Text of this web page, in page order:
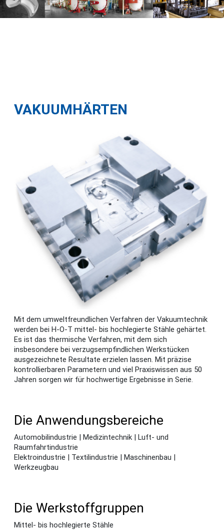
VAKUUMHÄRTEN
Mit dem umweltfreundlichen Verfahren der Vakuumtechnik
werden bei H-O-T mittel- bis hochlegierte Stähle gehärtet.
Es ist das thermische Verfahren, mit dem sich
insbesondere bei verzugsempfindlichen Werkstücken
ausgezeichnete Resultate erzielen lassen. Mit präzise
kontrollierbaren Parametern und viel Praxiswissen aus 50
Jahren sorgen wir für hochwertige Ergebnisse in Serie.
Die Anwendungsbereiche
Automobilindustrie | Medizintechnik | Luft- und
Raumfahrtindustrie
Elektroindustrie | Textilindustrie | Maschinenbau |
Werkzeugbau
Die Werkstoffgruppen
Mittel- bis hochlegierte Stähle